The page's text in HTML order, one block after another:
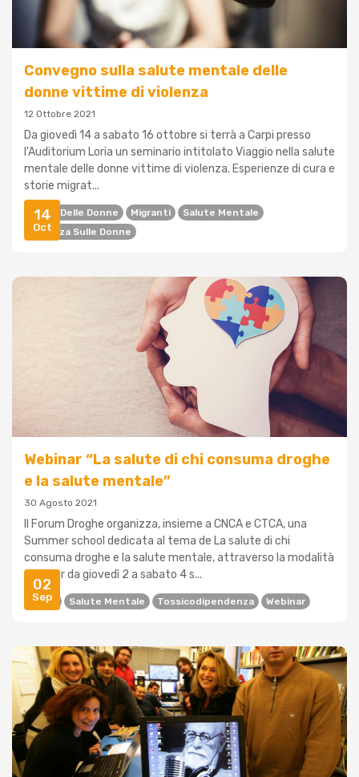
14
Oct
Convegno sulla salute mentale delle
donne vittime di violenza
12 Ottobre 2021
Da giovedì 14 a sabato 16 ottobre si terrà a Carpi presso
l'Auditorium Loria un seminario intitolato Viaggio nella salute
mentale delle donne vittime di violenza. Esperienze di cura e
storie migrat...
Diritti Delle Donne Migranti
Salute Mentale
Violenza Sulle Donne
02
Sep
Webinar “La salute di chi consuma droghe
e la salute mentale”
30 Agosto 2021
Il Forum Droghe organizza, insieme a CNCA e CTCA, una
Summer school dedicata al tema de La salute di chi
consuma droghe e la salute mentale, attraverso la modalità
webinar da giovedì 2 a sabato 4 s...
Droga Salute Mentale Tossicodipendenza Webinar